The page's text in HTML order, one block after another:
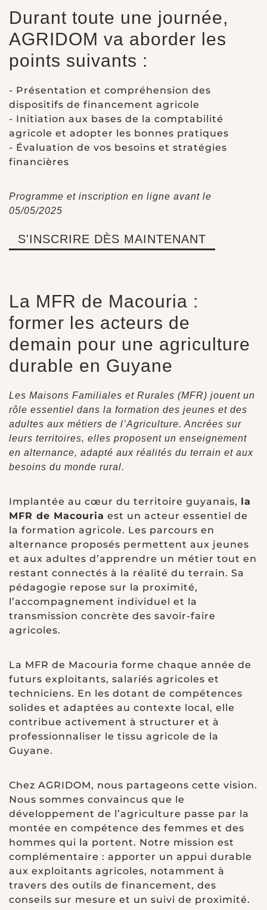
Durant toute une journée,
AGRIDOM va aborder les
points suivants :
- Présentation et compréhension des
dispositifs de financement agricole
- Initiation aux bases de la comptabilité
agricole et adopter les bonnes pratiques
- Évaluation de vos besoins et stratégies
financières
Programme et inscription en ligne avant le
05/05/2025
S'INSCRIRE DÈS MAINTENANT
La MFR de Macouria :
former les acteurs de
demain pour une agriculture
durable en Guyane
Les Maisons Familiales et Rurales (MFR) jouent un
rôle essentiel dans la formation des jeunes et des
adultes aux métiers de l’Agriculture. Ancrées sur
leurs territoires, elles proposent un enseignement
en alternance, adapté aux réalités du terrain et aux
besoins du monde rural.
Implantée au cœur du territoire guyanais, la
MFR de Macouria est un acteur essentiel de
la formation agricole. Les parcours en
alternance proposés permettent aux jeunes
et aux adultes d’apprendre un métier tout en
restant connectés à la réalité du terrain. Sa
pédagogie repose sur la proximité,
l’accompagnement individuel et la
transmission concrète des savoir-faire
agricoles.
La MFR de Macouria forme chaque année de
futurs exploitants, salariés agricoles et
techniciens. En les dotant de compétences
solides et adaptées au contexte local, elle
contribue activement à structurer et à
professionnaliser le tissu agricole de la
Guyane.
Chez AGRIDOM, nous partageons cette vision.
Nous sommes convaincus que le
développement de l’agriculture passe par la
montée en compétence des femmes et des
hommes qui la portent. Notre mission est
complémentaire : apporter un appui durable
aux exploitants agricoles, notamment à
travers des outils de financement, des
conseils sur mesure et un suivi de proximité.